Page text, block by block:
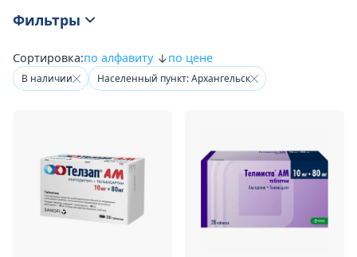
Фильтры
Сортировка:по алфавиту по цене
В наличии Населенный пункт: Архангельск